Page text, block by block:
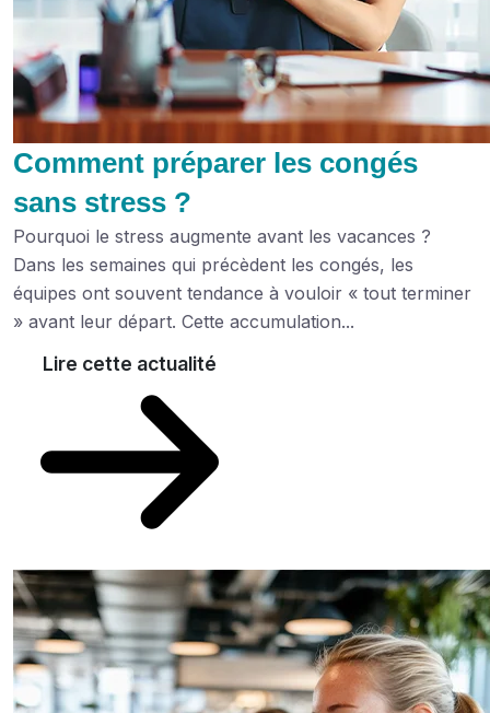
Comment préparer les congés
sans stress ?
Pourquoi le stress augmente avant les vacances ?
Dans les semaines qui précèdent les congés, les
équipes ont souvent tendance à vouloir « tout terminer
» avant leur départ. Cette accumulation...
Lire cette actualité